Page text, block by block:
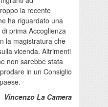
la recente
ha riguardato una
prima Accoglienza
la magistratura che
vicenda. Altrimenti
non sarebbe stata
in un Consiglio
Vincenzo La Camera